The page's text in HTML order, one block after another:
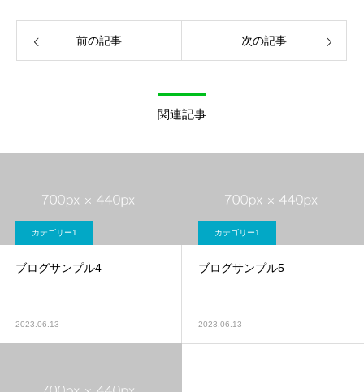
前の記事 次の記事
関連記事
カテゴリー1
ブログサンプル4
2023.06.13
カテゴリー1
ブログサンプル5
2023.06.13